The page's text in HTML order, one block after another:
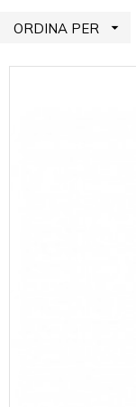
ORDINA PER 